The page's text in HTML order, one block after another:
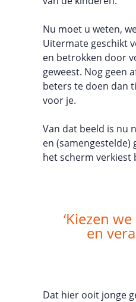
Nu moet u weten,
Uitermate geschikt
en betrokken door
geweest. Nog geen
beters te doen dan
voor je.
Van dat beeld is nu
en (samengestelde)
het scherm verkiest
‘Kiezen
en
Dat hier ooit jonge